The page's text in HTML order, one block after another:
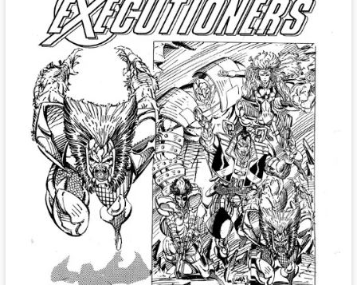
The
Guide
to
Comics
#9
(I)